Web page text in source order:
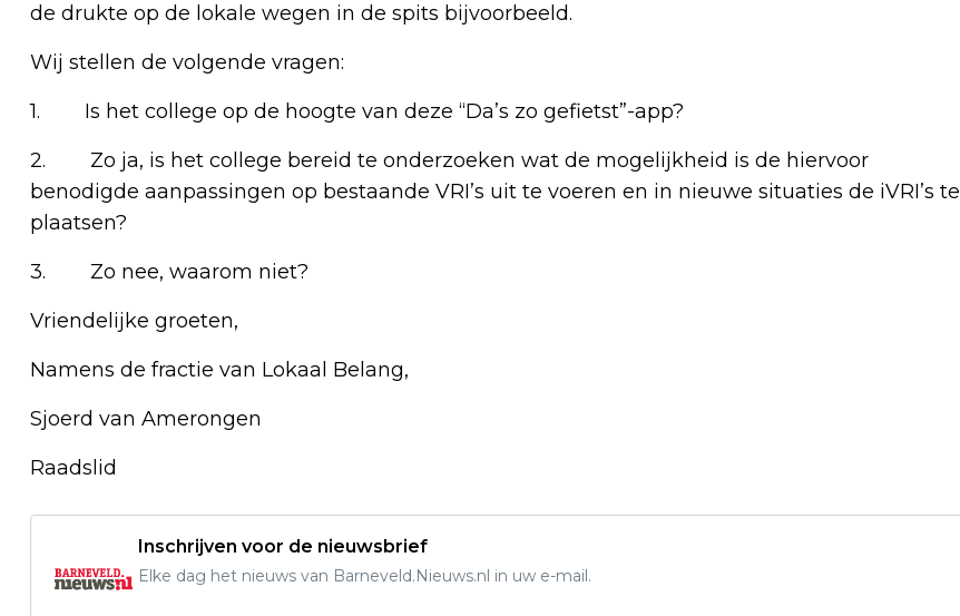
de drukte op de lokale wegen in de spits bijvoorbeeld.
Wij stellen de volgende vragen:
1. Is het college op de hoogte van deze “Da’s zo gefietst”-app?
2. Zo ja, is het college bereid te onderzoeken wat de mogelijkheid is de hiervoor
benodigde aanpassingen op bestaande VRI’s uit te voeren en in nieuwe situaties de iVRI’s te
plaatsen?
3. Zo nee, waarom niet?
Vriendelijke groeten,
Namens de fractie van Lokaal Belang,
Sjoerd van Amerongen
Raadslid
Inschrijven voor de nieuwsbrief
Elke dag het nieuws van Barneveld.Nieuws.nl in uw e-mail.